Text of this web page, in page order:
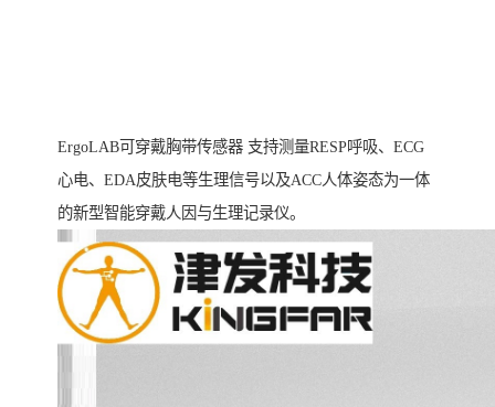
ErgoLAB可穿戴胸带传感器 支持测量RESP呼吸、ECG
心电、EDA皮肤电等生理信号以及ACC人体姿态为一体
的新型智能穿戴人因与生理记录仪。